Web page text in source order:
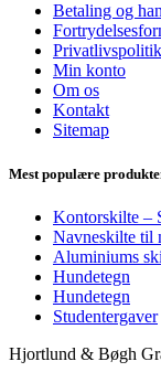
Betaling og
Privatlivspolitik
Min konto
Om os
Kontakt
Sitemap
Mest populære
Kontorskilte –
Navneskilte til
Aluminiums
Hundetegn
Hundetegn
Studentergaver
Hjortlund & Bøgh